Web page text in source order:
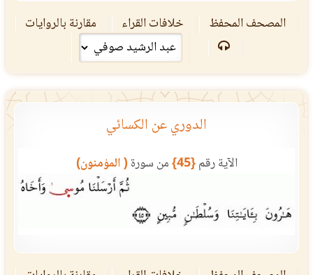
المصحف المحفظ خلافات القراء مقارنة بالروايات
الدوري عن الكسائي
الآية رقم{45} من سورة( المؤمنون)